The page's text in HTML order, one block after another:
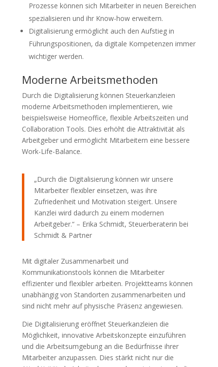
Prozesse können sich Mitarbeiter in neuen Bereichen
spezialisieren und ihr Know-how erweitern.
Digitalisierung ermöglicht auch den Aufstieg in
Führungspositionen, da digitale Kompetenzen immer
wichtiger werden.
Moderne Arbeitsmethoden
Durch die Digitalisierung können Steuerkanzleien
moderne Arbeitsmethoden implementieren, wie
beispielsweise Homeoffice, flexible Arbeitszeiten und
Collaboration Tools. Dies erhöht die Attraktivität als
Arbeitgeber und ermöglicht Mitarbeitern eine bessere
Work-Life-Balance.
„Durch die Digitalisierung können wir unsere
Mitarbeiter flexibler einsetzen, was ihre
Zufriedenheit und Motivation steigert. Unsere
Kanzlei wird dadurch zu einem modernen
Arbeitgeber.“ – Erika Schmidt, Steuerberaterin bei
Schmidt & Partner
Mit digitaler Zusammenarbeit und
Kommunikationstools können die Mitarbeiter
effizienter und flexibler arbeiten. Projektteams können
unabhängig von Standorten zusammenarbeiten und
sind nicht mehr auf physische Präsenz angewiesen.
Die Digitalisierung eröffnet Steuerkanzleien die
Möglichkeit, innovative Arbeitskonzepte einzuführen
und die Arbeitsumgebung an die Bedürfnisse ihrer
Mitarbeiter anzupassen. Dies stärkt nicht nur die